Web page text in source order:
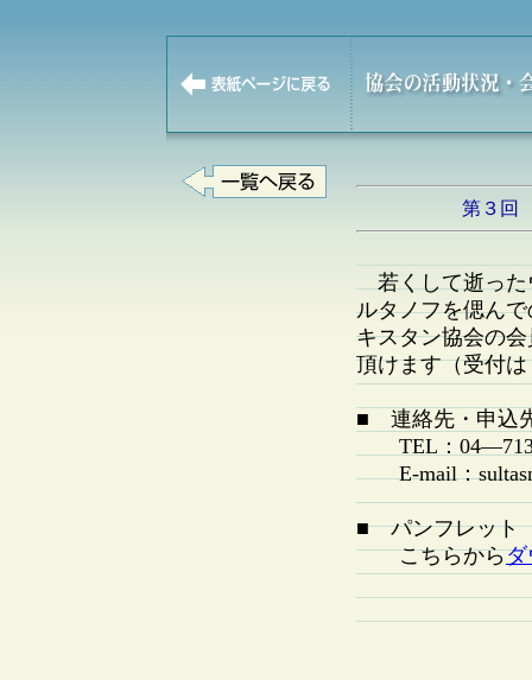
第３回
若くして逝った
ルタノフを偲ん
キスタン協会の
頂けます（受付
■ 連絡先・申込
TEL：
E-mail：
■ パンフレット
こちらからダ